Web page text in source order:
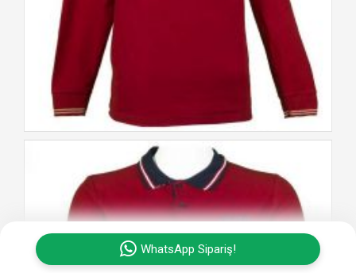
WhatsApp Sipariş!